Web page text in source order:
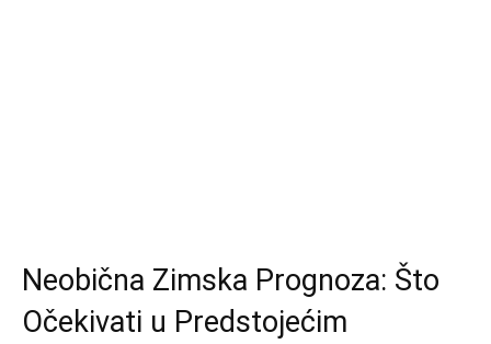
Neobična Zimska Prognoza: Što
Očekivati u Predstojećim